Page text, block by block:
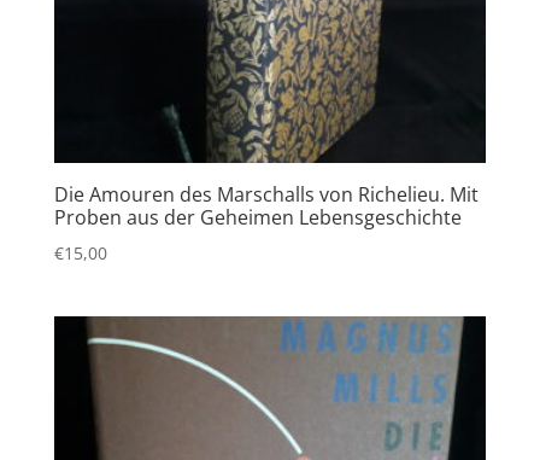
Die Amouren des Marschalls von Richelieu. Mit
Proben aus der Geheimen Lebensgeschichte
€15,00